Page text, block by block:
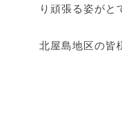
り頑張る姿がと
北屋島地区の皆